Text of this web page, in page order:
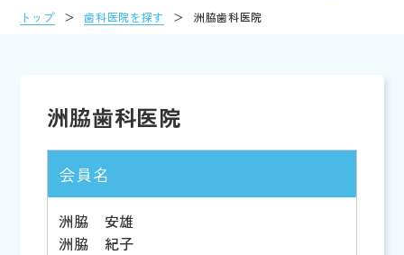
トップ ＞ 歯科医院を探す ＞ 洲脇歯科医院
洲脇歯科医院
会員名
洲脇 安雄
洲脇 紀子